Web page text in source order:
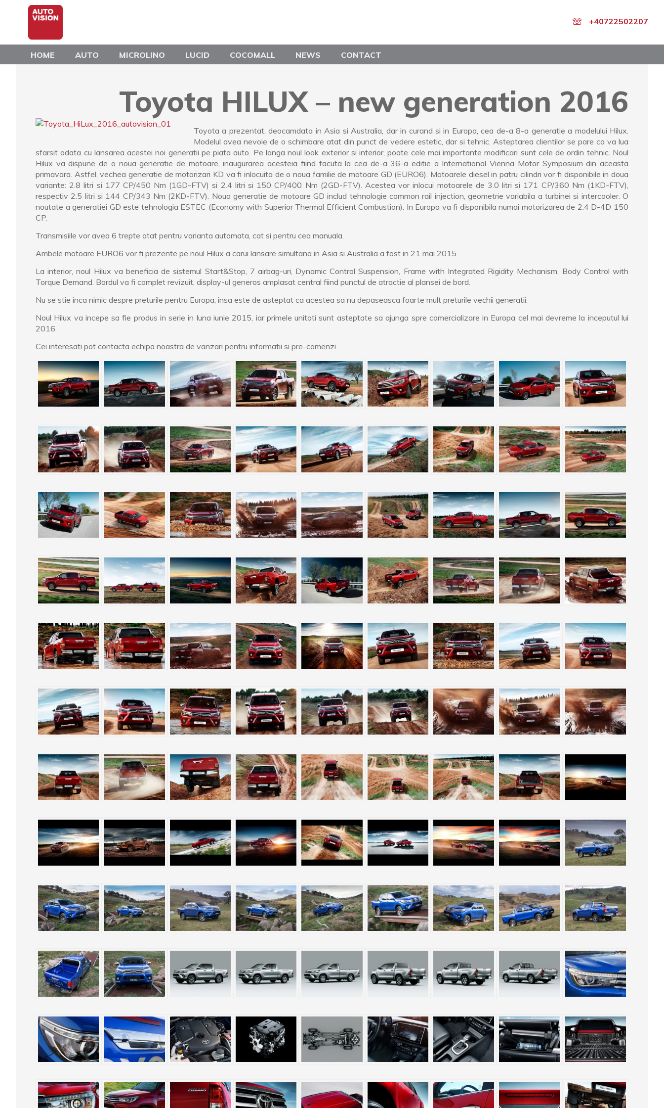
+40722502207
HOME AUTO MICROLINO LUCID COCOMALL NEWS CONTACT
Toyota HILUX – new generation 2016
Toyota a prezentat, deocamdata in Asia si Australia, dar in curand si in Europa, cea de-a 8-a generatie a modelului Hilux.
Modelul avea nevoie de o schimbare atat din punct de vedere estetic, dar si tehnic. Asteptarea clientilor se pare ca va lua
sfarsit odata cu lansarea acestei noi generatii pe piata auto. Pe langa noul look exterior si interior, poate cele mai importante modificari sunt cele de ordin tehnic. Noul
Hilux va dispune de o noua generatie de motoare, inaugurarea acesteia fiind facuta la cea de-a 36-a editie a International Vienna Motor Symposium din aceasta
primavara. Astfel, vechea generatie de motorizari KD va fi inlocuita de o noua familie de motoare GD (EURO6). Motoarele diesel in patru cilindri vor fi disponibile in doua
variante: 2.8 litri si 177 CP/450 Nm (1GD-FTV) si 2.4 litri si 150 CP/400 Nm (2GD-FTV). Acestea vor inlocui motoarele de 3.0 litri si 171 CP/360 Nm (1KD-FTV),
respectiv 2.5 litri si 144 CP/343 Nm (2KD-FTV). Noua generatie de motoare GD includ tehnologie common rail injection, geometrie variabila a turbinei si intercooler. O
noutate a generatiei GD este tehnologia ESTEC (Economy with Superior Thermal Efficient Combustion). In Europa va fi disponibila numai motorizarea de 2.4 D-4D 150
CP.
Transmisiile vor avea 6 trepte atat pentru varianta automata, cat si pentru cea manuala.
Ambele motoare EURO6 vor fi prezente pe noul Hilux a carui lansare simultana in Asia si Australia a fost in 21 mai 2015.
La interior, noul Hilux va beneficia de sistemul Start&Stop, 7 airbag-uri, Dynamic Control Suspension, Frame with Integrated Rigidity Mechanism, Body Control with
Torque Demand. Bordul va fi complet revizuit, display-ul generos amplasat central fiind punctul de atractie al plansei de bord.
Nu se stie inca nimic despre preturile pentru Europa, insa este de asteptat ca acestea sa nu depaseasca foarte mult preturile vechii generatii.
Noul Hilux va incepe sa fie produs in serie in luna iunie 2015, iar primele unitati sunt asteptate sa ajunga spre comercializare in Europa cel mai devreme la inceputul lui
2016.
Cei interesati pot contacta echipa noastra de vanzari pentru informatii si pre-comenzi.